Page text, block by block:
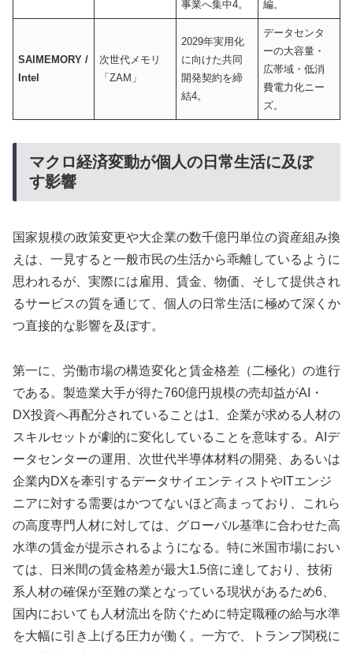
事業へ集中4。 編。
SAIMEMORY /
Intel
次世代メモリ
「ZAM」
2029年実用化
に向けた共同
開発契約を締
結4。
データセンタ
ーの大容量・
広帯域・低消
費電力化ニー
ズ。
マクロ経済変動が個人の日常生活に及ぼ
す影響
国家規模の政策変更や大企業の数千億円単位の資産組み換
えは、一見すると一般市民の生活から乖離しているように
思われるが、実際には雇用、賃金、物価、そして提供され
るサービスの質を通じて、個人の日常生活に極めて深くか
つ直接的な影響を及ぼす。
第一に、労働市場の構造変化と賃金格差（二極化）の進行
である。製造業大手が得た760億円規模の売却益がAI・
DX投資へ再配分されていることは1、企業が求める人材の
スキルセットが劇的に変化していることを意味する。AIデ
ータセンターの運用、次世代半導体材料の開発、あるいは
企業内DXを牽引するデータサイエンティストやITエンジ
ニアに対する需要はかつてないほど高まっており、これら
の高度専門人材に対しては、グローバル基準に合わせた高
水準の賃金が提示されるようになる。特に米国市場におい
ては、日米間の賃金格差が最大1.5倍に達しており、技術
系人材の確保が至難の業となっている現状があるため6、
国内においても人材流出を防ぐために特定職種の給与水準
を大幅に引き上げる圧力が働く。一方で、トランプ関税に